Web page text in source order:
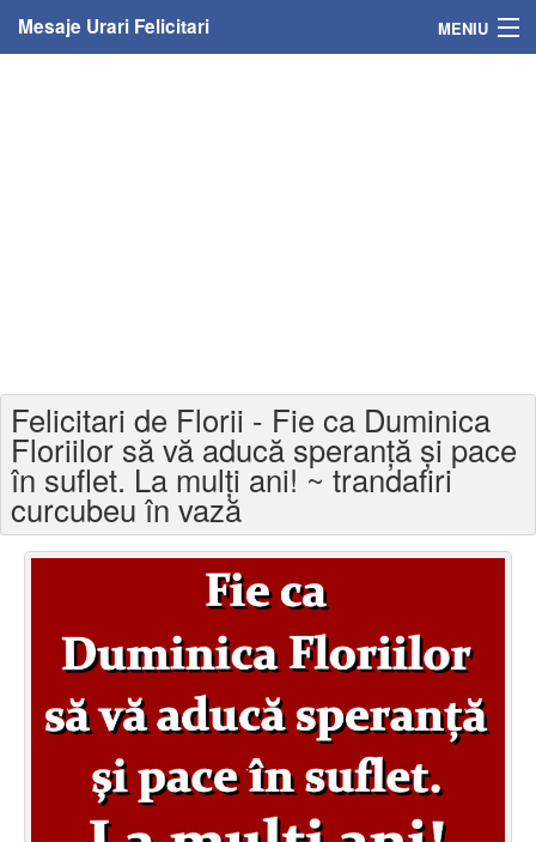
Mesaje Urari Felicitari MENIU
Felicitari varsta
Felicitari zilele anului
Felicitari zile saptamana
Felicitari muzicale personalizate
Felicitari animate
Invitatii personalizate
Felicitari de Florii - Fie ca Duminica
Floriilor să vă aducă speranță și pace
în suflet. La mulți ani! ~ trandafiri
curcubeu în vază